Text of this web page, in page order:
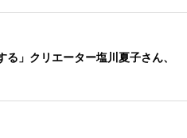
る」クリエーター塩川夏子さん、